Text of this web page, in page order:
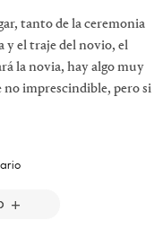
tanto de la ceremonia
y el traje del novio, el
la novia, hay algo muy
imprescindible, pero si